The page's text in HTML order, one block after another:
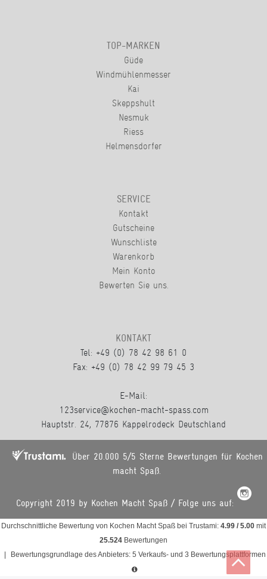
TOP-MARKEN
Güde
Windmühlenmesser
Kai
Skeppshult
Nesmuk
Riess
Helmensdorfer
SERVICE
Kontakt
Gutscheine
Wunschliste
Warenkorb
Mein Konto
Bewerten Sie uns.
KONTAKT
Tel: +49 (0) 78 42 98 61 0
Fax: +49 (0) 78 42 99 79 45 3
E-Mail:
123service@kochen-macht-spass.com
Hauptstr. 24, 77876 Kappelrodeck Deutschland
Über 20.000 5/5 Sterne Bewertungen für Kochen
macht Spaß.
Copyright 2019 by Kochen Macht Spaß / Folge uns auf:
Durchschnittliche Bewertung von Kochen Macht Spaß bei Trustami: 4.99 / 5.00 mit
25.524 Bewertungen
Bewertungsgrundlage des Anbieters: 5 Verkaufs- und 3 Bewertungsplattformen